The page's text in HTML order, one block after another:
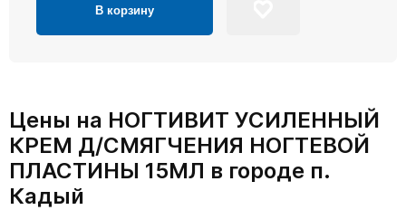
В корзину
Цены на НОГТИВИТ УСИЛЕННЫЙ
КРЕМ Д/СМЯГЧЕНИЯ НОГТЕВОЙ
ПЛАСТИНЫ 15МЛ в городе п.
Кадый